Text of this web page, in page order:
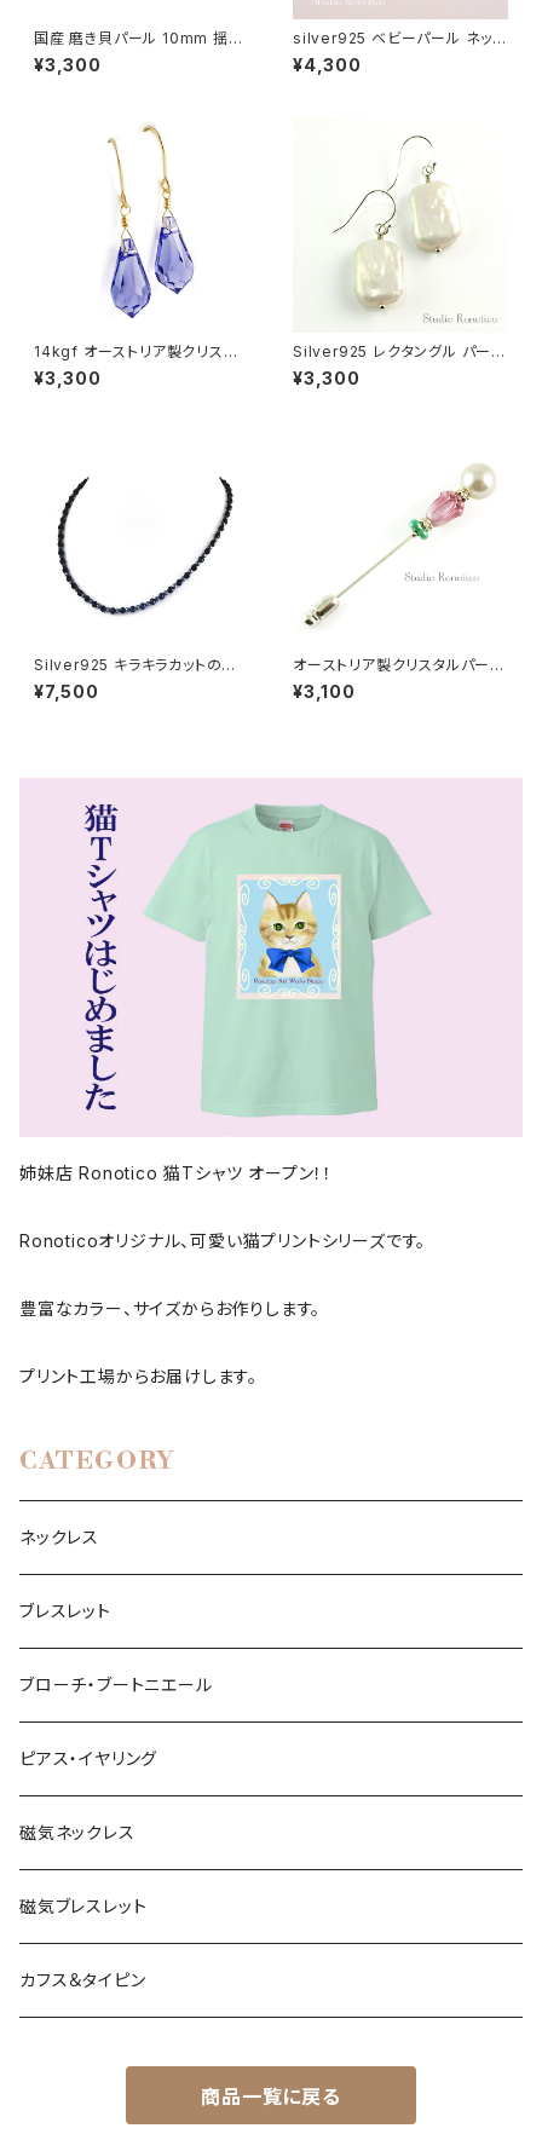
国産 磨き貝パール 10mm 揺れ
る ピンブローチ ハットピン ラペ
ルピン ホワイト swb-14
¥3,300
silver925 ベビーパール ネック
レス オーストリア製クリスタルパ
ール グラスプラス bn-41
¥4,300
14kgf オーストリア製クリスタ
ル タンザナイトカラーしずく ピ
アス pi-116ms
¥3,300
Silver925 レクタングル パール
バロックパール 淡水真珠 ピアス
¥3,300
Silver925 キラキラカットのブラ
ックトルマリン おしゃれ磁気ネッ
クレス 50cm nk-15
¥7,500
オーストリア製クリスタルパール
とチェコガラス チューリップ ラ
ペルピン スティックピン ピンク
¥3,100
姉妹店 Ronotico 猫Tシャツ オープン！！
Ronoticoオリジナル、可愛い猫プリントシリーズです。
豊富なカラー、サイズからお作りします。
プリント工場からお届けします。
CATEGORY
ネックレス
ブレスレット
ブローチ・ブートニエール
ピアス・イヤリング
磁気ネックレス
磁気ブレスレット
カフス＆タイピン
商品一覧に戻る